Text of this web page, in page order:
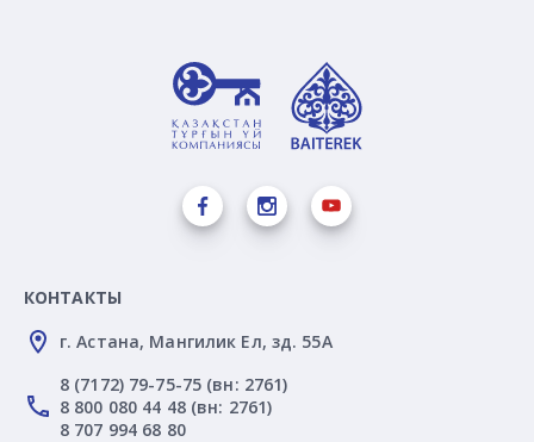
КОНТАКТЫ
г. Астана, Мангилик Ел, зд. 55А
8 (7172) 79-75-75 (вн: 2761)
8 800 080 44 48 (вн: 2761)
8 707 994 68 80